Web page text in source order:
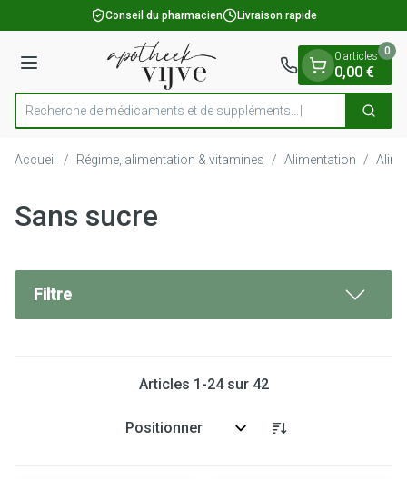
Aller au contenu
1 de 1Conseil du pharmacien Livraison rapide
Menu
Rechercher
Recherche de médicaments et
0 articles
0,00 €
0
Accueil / Régime, alimentation & vitamines / Alimentation /
Sans sucre
Filtre
Articles 1 -24sur 42
Trier par: